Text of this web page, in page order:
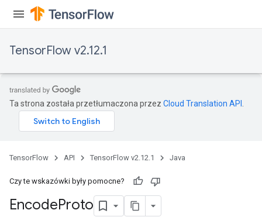
TensorFlow v2.12.1
Ta strona została przetłumaczona przez Cloud Translation API
TensorFlow API TensorFlow v2.12.1 Java
Czy te wskazówki były pomocne?
EncodeProto